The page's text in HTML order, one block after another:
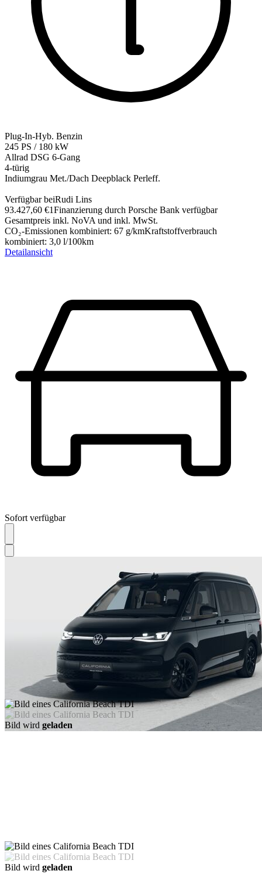
Plug-In-Hyb. Benzin
245 PS / 180 kW
Allrad DSG 6-Gang
4-türig
Indiumgrau Met./Dach Deepblack Perleff.
Verfügbar beiRudi Lins
93.427,60 €1Finanzierung durch Porsche Bank verfügbar
Gesamtpreis inkl. NoVA und inkl. MwSt.
CO₂-Emissionen kombiniert: 67 g/kmKraftstoffverbrauch
kombiniert: 3,0 l/100km
Detailansicht
Sofort verfügbar
Bild wird geladen
Bild wird geladen